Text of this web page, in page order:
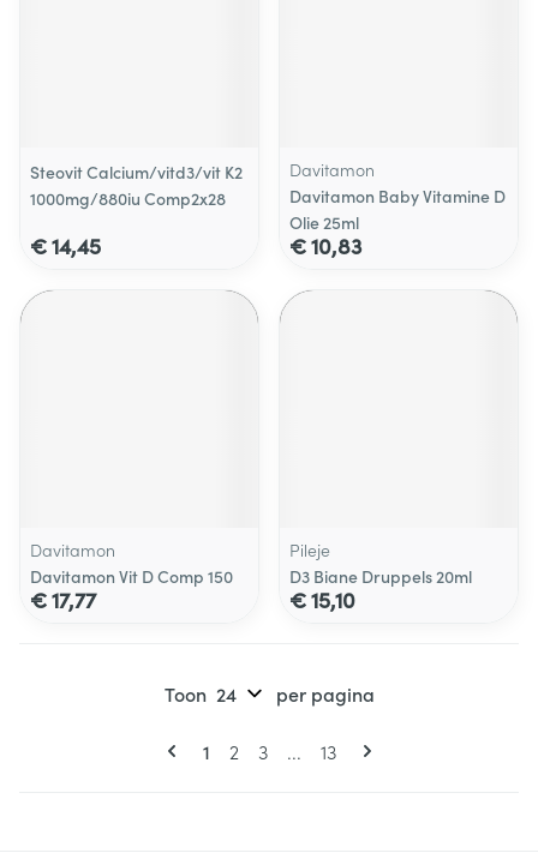
Steovit Calcium/vitd3/vit K2
1000mg/880iu Comp2x28
€ 14,45
Davitamon
Davitamon Baby Vitamine D
Olie 25ml
€ 10,83
Davitamon
Davitamon Vit D Comp 150
€ 17,77
Pileje
D3 Biane Druppels 20ml
€ 15,10
Pagina's
U lees momenteel pagina
1 Pagina
2 Pagina
3 ... Pagina
13
Toon per pagina